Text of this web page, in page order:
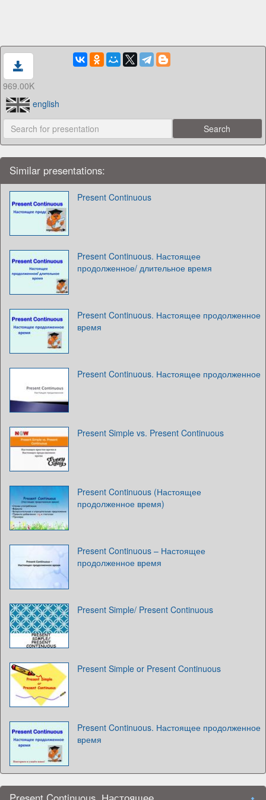
969.00K
english
Similar presentations:
Present Continuous
Present Continuous. Настоящее
продолженное/ длительное время
Present Continuous. Настоящее продолженное
время
Present Continuous. Настоящее продолженное
Present Simple vs. Present Continuous
Present Continuous (Настоящее
продолженное время)
Present Continuous – Настоящее
продолженное время
Present Simple/ Present Continuous
Present Simple or Present Continuous
Present Continuous. Настоящее продолженное
время